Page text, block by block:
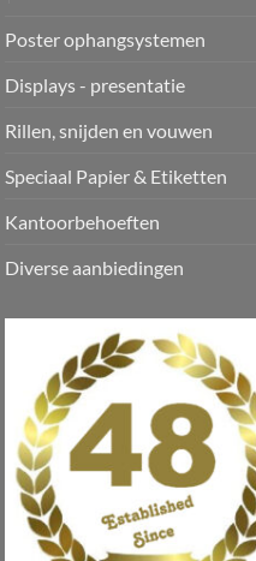
Poster ophangsystemen
Displays - presentatie
Rillen, snijden en vouwen
Speciaal Papier & Etiketten
Kantoorbehoeften
Diverse aanbiedingen